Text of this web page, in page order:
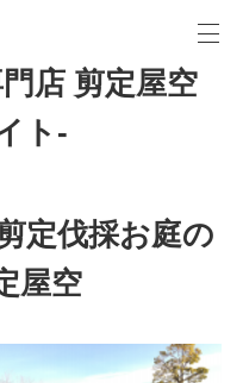
店 剪定屋空
ト-
定伐採お庭の
屋空